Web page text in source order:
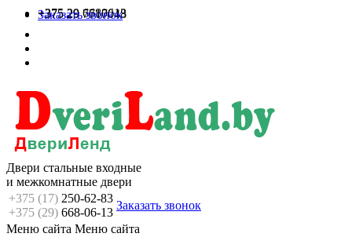
+375 29 6680613
+375 29 7717048
Заказать звонок
Двери стальные входные
и межкомнатные двери
+375 (17) 250-62-83
+375 (29) 668-06-13
Заказать звонок
Меню сайта Меню сайта